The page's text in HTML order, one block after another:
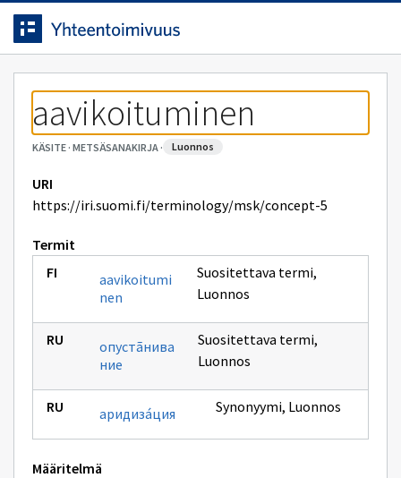
Siirrytty
sivulle
Siirry suoraan sisältöön.
aavikoituminen
KÄSITE· METSÄSANAKIRJA· luonnos
URI
https://iri.suomi.fi/terminology/msk/concept-5
Termit
aavikoitumi
nen
Suositettava termi,
Luonnos
опустãнива
ние
Suositettava termi,
Luonnos
аридизáция Synonyymi, Luonnos
Määritelmä